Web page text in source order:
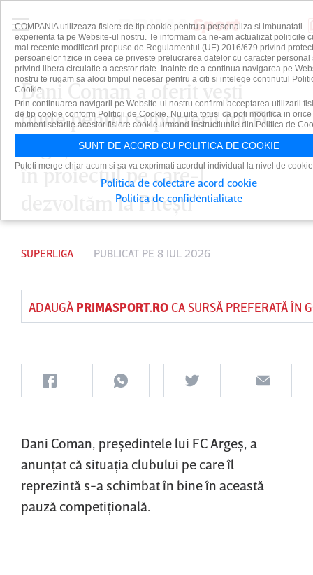
Dani Coman a oferit veşti
bune pentru suporterii lui FC
Argeş: „Oamenii au încredere
în proiectul pe care-l
dezvoltăm la Piteşti”
SUPERLIGA PUBLICAT PE 8 IUL 2026
ADAUGĂ PRIMASPORT.ROCA SURSĂ PREFERATĂ ÎN
Dani Coman, preşedintele lui FC Argeş, a
anunţat că situaţia clubului pe care îl
reprezintă s-a schimbat în bine în această
pauză competiţională.
COMPANIA utilizeaza fisiere de tip cookie pentru a personaliza si imbunatati
experienta ta pe Website-ul nostru. Te informam ca ne-am actualizat politicile
mai recente modificari propuse de Regulamentul (UE) 2016/679 privind
persoanelor fizice in ceea ce priveste prelucrarea datelor cu caracter personal
privind libera circulatie a acestor date. Inainte de a continua navigarea pe
nostru te rugam sa aloci timpul necesar pentru a citi si intelege continutul
Cookie.
Prin continuarea navigarii pe Website-ul nostru confirmi acceptarea utilizarii
de tip cookie conform Politicii de Cookie. Nu uita totusi ca poti modifica in orice
moment setarile acestor fisiere cookie urmand instructiunile din Politica de
SUNT DE ACORD CU POLITICA DE COOKIE
Puteti merge chiar acum si sa va exprimati acordul individual la nivel de
Politica de colectare acord cookie
Politica de confidentialitate